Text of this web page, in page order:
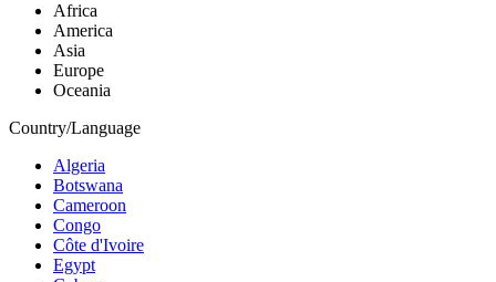
Africa
America
Asia
Europe
Oceania
Country/Language
Algeria
Botswana
Cameroon
Congo
Côte d'Ivoire
Egypt